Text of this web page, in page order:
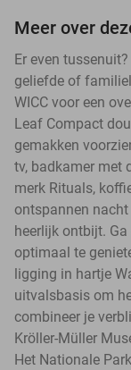
Meer over
Er even
geliefde of
WICC voor een
Leaf Compact
gemakken
tv, badkamer met
merk Rituals,
ontspannen
heerlijk ontbijt.
optimaal te
ligging in hartje
uitvalsbasis om
combineer je
Kröller-Müller
Het Nationale